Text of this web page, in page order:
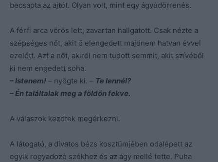
becsapta az ajtót. Olyan volt, mint egy ágyúdörrenés.
A férfi arca vörös lett, zavartan hallgatott. Csak nézte a
szépséges nőt, akit ő elengedett majdnem hatvan évvel
ezelőtt. Azt a nőt, akiről nem tudott semmit, akit szívéből
ki nem engedett soha.
– Istenem! – nyögte ki. – Te lennél?
– Én találtalak meg a földön fekve.
A válaszok kezdtek megérkezni.
A látogató, a divatos bézs kosztümjében odalépett az
egyik rogyadozó székhez és az ágy mellé tette. Puha